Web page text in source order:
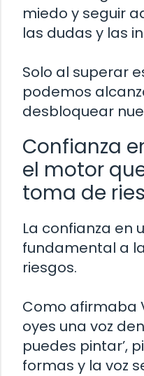
miedo y seguir
las dudas y las
Solo al superar
podemos
desbloquear
Confianza
el motor
toma de
La confianza en
fundamental a
riesgos.
Como afirmaba
oyes una voz
puedes pintar’,
formas y la voz